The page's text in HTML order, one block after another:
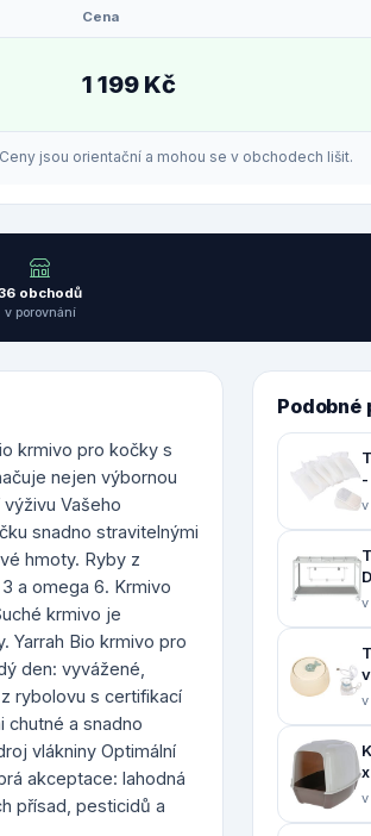
Cena
1 199 Kč
jsou orientační a mohou se v obchodech lišit.
obchodů
v porovnání
krmivo pro kočky s
nejen výbornou
Vašeho
snadno stravitelnými
hmoty. Ryby z
a omega 6. Krmivo
krmivo je
Yarrah Bio krmivo pro
den: vyvážené,
rybolovu s certifikací
chutné a snadno
vlákniny Optimální
akceptace: lahodná
přísad, pesticidů a
Podobné